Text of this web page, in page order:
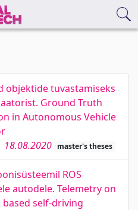
objektide tuvastamiseks
Ground Truth
in Autonomous Vehicle
18.08.2020 master's theses
ROS
autodele. Telemetry on
self-driving